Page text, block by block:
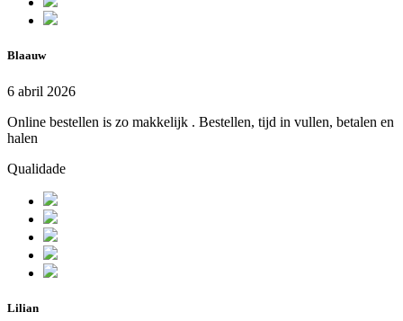
Blaauw
6 abril 2026
Online bestellen is zo makkelijk . Bestellen, tijd in vullen, betalen en
halen
Qualidade
Lilian